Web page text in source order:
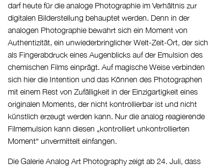
darf heute für die analoge Photographie im Verhältnis zur
digitalen Bilderstellung behauptet werden. Denn in der
analogen Photographie bewahrt sich ein Moment von
Authentizität, ein unwiederbringlicher Welt-Zeit-Ort, der sich
als Fingerabdruck eines Augenblicks auf der Emulsion des
chemischen Films einprägt. Auf magische Weise verbinden
sich hier die Intention und das Können des Photographen
mit einem Rest von Zufälligkeit in der Einzigartigkeit eines
originalen Moments, der nicht kontrollierbar ist und nicht
künstlich erzeugt werden kann. Nur die analog reagierende
Filmemulsion kann diesen „kontrolliert unkontrollierten
Moment“ unvermittelt einfangen.
Die Galerie Analog Art Photography zeigt ab 24. Juli, dass